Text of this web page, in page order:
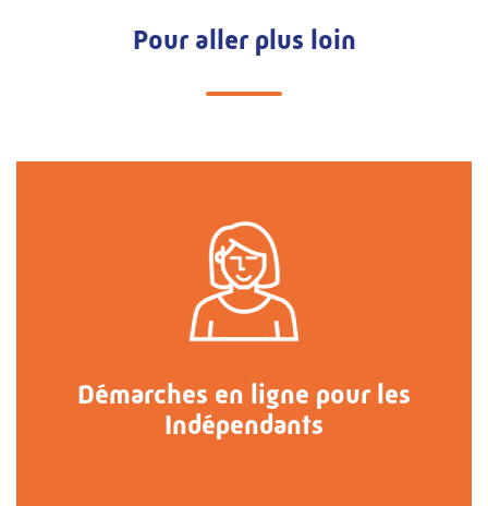
Pour aller plus loin
Démarches en ligne pour les
Indépendants